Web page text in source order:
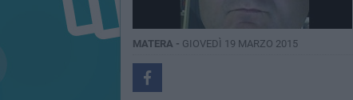
MATERA - GIOVEDÌ 19 MARZO 2015